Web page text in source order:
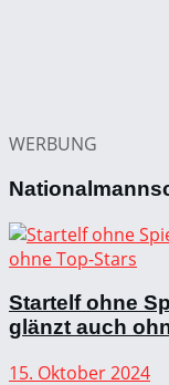
WERBUNG
Startelf ohne
glänzt auch
15. Oktober 2024